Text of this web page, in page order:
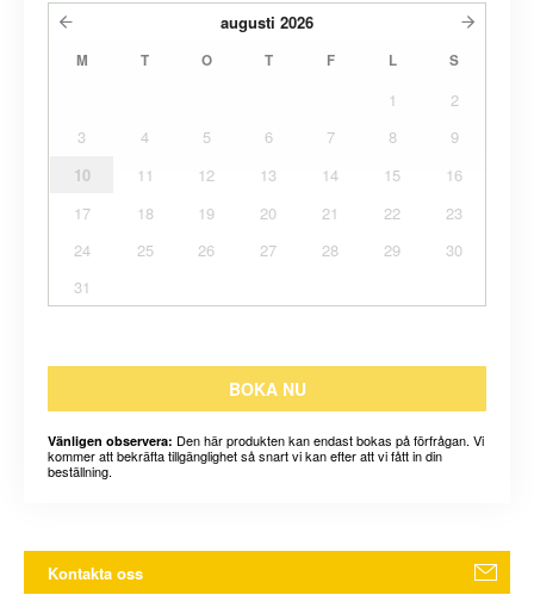
augusti 2026
M T O T F L S
1
2
3
4 5 6 7 8
9
10
11 12 13 14 15
16
17
18 19 20 21 22
23
24
25 26 27 28 29
30
31
BOKA NU
Vänligen observera: Den här produkten kan endast bokas på förfrågan. Vi
kommer att bekräfta tillgänglighet så snart vi kan efter att vi fått in din
beställning.
Kontakta oss